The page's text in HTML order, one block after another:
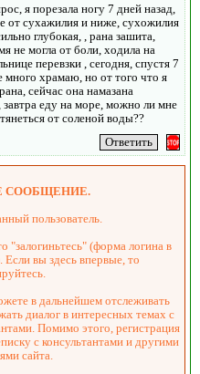
я порезала ногу 7 дней назад,
от сухажилия и ниже, сухожилия
глубокая, , рана зашита,
не могла от боли, ходила на
перевзки , сегодня, спустя 7
храмаю, но от того что я
сейчас она намазана
завтра еду на море, можно ли мне
от соленой воды??
СООБЩЕНИЕ.
пользователь.
"залогиньтесь" (форма логина в
Если вы здесь впервые, то
в дальнейшем отслеживать
диалог в интересных темах с
Помимо этого, регистрация
с консультантами и другими
сайта.